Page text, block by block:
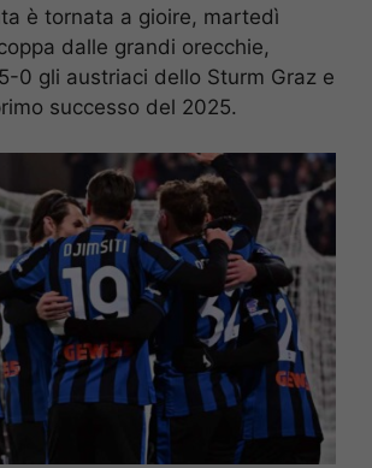
è tornata a gioire, martedì
dalle grandi orecchie,
0 gli austriaci dello Sturm Graz e
successo del 2025.